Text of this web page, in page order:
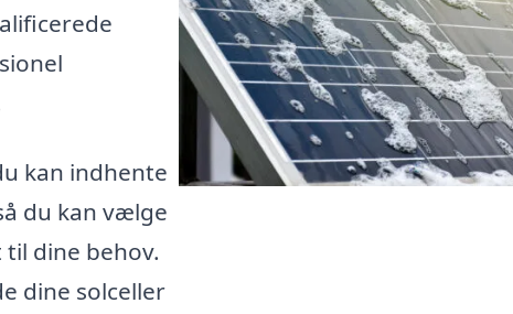
kan indhente
du kan vælge
dine behov.
dine solceller